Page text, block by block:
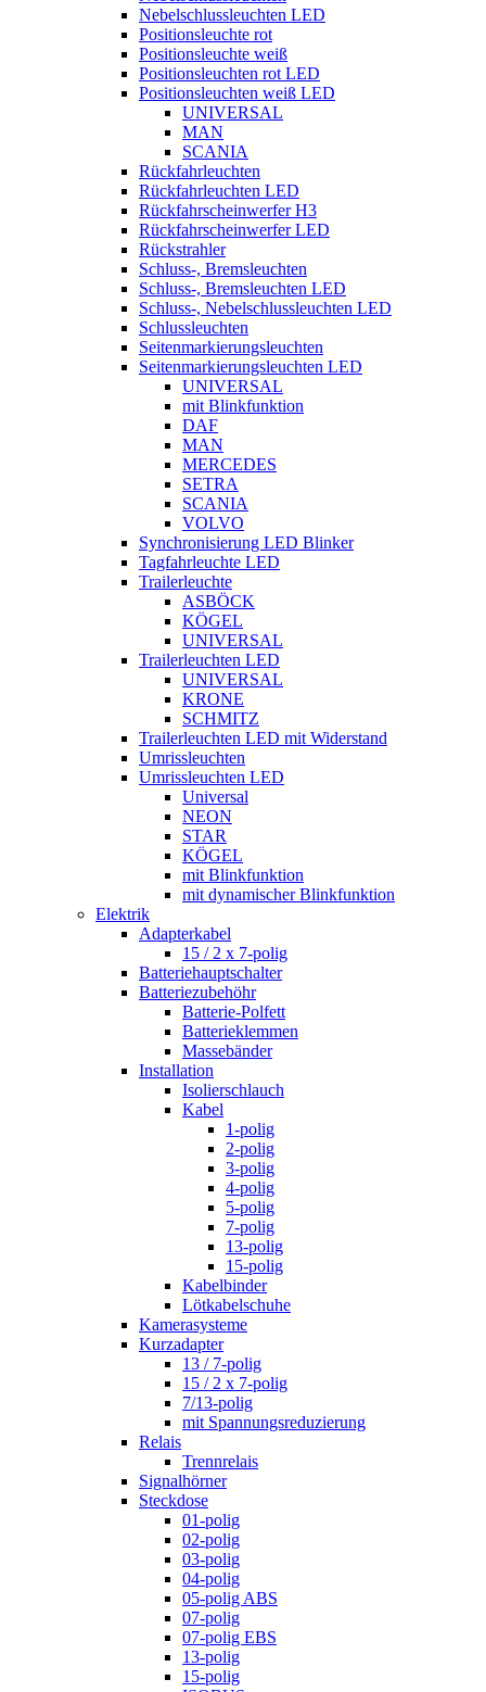
Nebelschlussleuchten LED
Positionsleuchte rot
Positionsleuchte weiß
Positionsleuchten rot LED
Positionsleuchten weiß LED
UNIVERSAL
MAN
SCANIA
Rückfahrleuchten
Rückfahrleuchten LED
Rückfahrscheinwerfer H3
Rückfahrscheinwerfer LED
Rückstrahler
Schluss-, Bremsleuchten
Schluss-, Bremsleuchten LED
Schluss-, Nebelschlussleuchten LED
Schlussleuchten
Seitenmarkierungsleuchten
Seitenmarkierungsleuchten LED
UNIVERSAL
mit Blinkfunktion
DAF
MAN
MERCEDES
SETRA
SCANIA
VOLVO
Synchronisierung LED Blinker
Tagfahrleuchte LED
Trailerleuchte
ASBÖCK
KÖGEL
UNIVERSAL
Trailerleuchten LED
UNIVERSAL
KRONE
SCHMITZ
Trailerleuchten LED mit Widerstand
Umrissleuchten
Umrissleuchten LED
Universal
NEON
STAR
KÖGEL
mit Blinkfunktion
mit dynamischer Blinkfunktion
Elektrik
Adapterkabel
15 / 2 x 7-polig
Batteriehauptschalter
Batteriezubehöhr
Batterie-Polfett
Batterieklemmen
Massebänder
Installation
Isolierschlauch
Kabel
1-polig
2-polig
3-polig
4-polig
5-polig
7-polig
13-polig
15-polig
Kabelbinder
Lötkabelschuhe
Kamerasysteme
Kurzadapter
13 / 7-polig
15 / 2 x 7-polig
7/13-polig
mit Spannungsreduzierung
Relais
Trennrelais
Signalhörner
Steckdose
01-polig
02-polig
03-polig
04-polig
05-polig ABS
07-polig
07-polig EBS
13-polig
15-polig